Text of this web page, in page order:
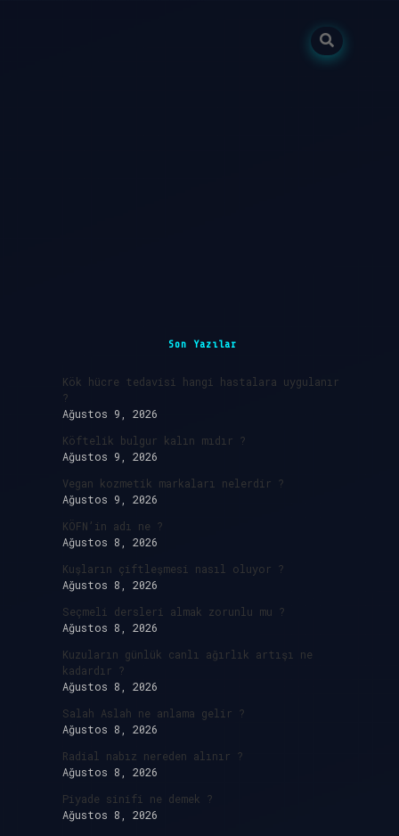
SidebarSon Yazılar
Kök hücre tedavisi hangi hastalara uygulanır
?
Ağustos 9, 2026
Köftelik bulgur kalın mıdır ?
Ağustos 9, 2026
Vegan kozmetik markaları nelerdir ?
Ağustos 9, 2026
KÖFN’in adı ne ?
Ağustos 8, 2026
Kuşların çiftleşmesi nasıl oluyor ?
Ağustos 8, 2026
Seçmeli dersleri almak zorunlu mu ?
Ağustos 8, 2026
Kuzuların günlük canlı ağırlık artışı ne
kadardır ?
Ağustos 8, 2026
Salah Aslah ne anlama gelir ?
Ağustos 8, 2026
Radial nabız nereden alınır ?
Ağustos 8, 2026
Piyade sinifi ne demek ?
Ağustos 8, 2026